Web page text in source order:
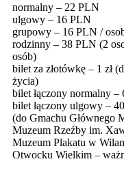
normalny – 22 PLN
ulgowy – 16 PLN
grupowy – 16 PLN /
rodzinny – 38 PLN (2
osób)
bilet za złotówkę – 1 zł
życia)
bilet łączony normalny –
bilet łączony ulgowy –
(do Gmachu Głównego
Muzeum Rzeźby im.
Muzeum Plakatu w
Otwocku Wielkim –